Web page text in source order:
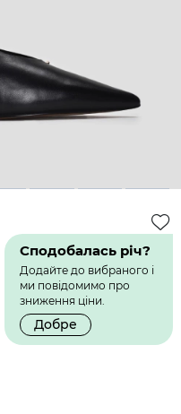
5 6 7 8
Сподобалась річ?
Додайте до вибраного і
ми повідомимо про
зниження ціни.
Добре